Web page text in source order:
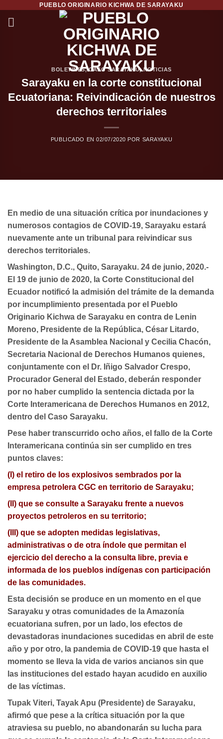
PUEBLO ORIGINARIO KICHWA DE SARAYAKU
BOLETINES,CASO SARAYAKU, NOTICIAS
Sarayaku en la corte constitucional
Ecuatoriana: Reivindicación de nuestros
derechos territoriales
PUBLICADO EN02/07/2020 POR SARAYAKU
En medio de una situación crítica por inundaciones y
numerosos contagios de COVID-19, Sarayaku estará
nuevamente ante un tribunal para reivindicar sus
derechos territoriales.
Washington, D.C., Quito, Sarayaku. 24 de junio, 2020.-
El 19 de junio de 2020, la Corte Constitucional del
Ecuador notificó la admisión del trámite de la demanda
por incumplimiento presentada por el Pueblo
Originario Kichwa de Sarayaku en contra de Lenin
Moreno, Presidente de la República, César Litardo,
Presidente de la Asamblea Nacional y Cecilia Chacón,
Secretaria Nacional de Derechos Humanos quienes,
conjuntamente con el Dr. Iñigo Salvador Crespo,
Procurador General del Estado, deberán responder
por no haber cumplido la sentencia dictada por la
Corte Interamericana de Derechos Humanos en 2012,
dentro del Caso Sarayaku.
Pese haber transcurrido ocho años, el fallo de la Corte
Interamericana continúa sin ser cumplido en tres
puntos claves:
(I) el retiro de los explosivos sembrados por la
empresa petrolera CGC en territorio de Sarayaku;
(II) que se consulte a Sarayaku frente a nuevos
proyectos petroleros en su territorio;
(III) que se adopten medidas legislativas,
administrativas o de otra índole que permitan el
ejercicio del derecho a la consulta libre, previa e
informada de los pueblos indígenas con participación
de las comunidades.
Esta decisión se produce en un momento en el que
Sarayaku y otras comunidades de la Amazonía
ecuatoriana sufren, por un lado, los efectos de
devastadoras inundaciones sucedidas en abril de este
año y por otro, la pandemia de COVID-19 que hasta el
momento se lleva la vida de varios ancianos sin que
las instituciones del estado hayan acudido en auxilio
de las víctimas.
Tupak Viteri, Tayak Apu (Presidente) de Sarayaku,
afirmó que pese a la crítica situación por la que
atraviesa su pueblo, no abandonarán su lucha para